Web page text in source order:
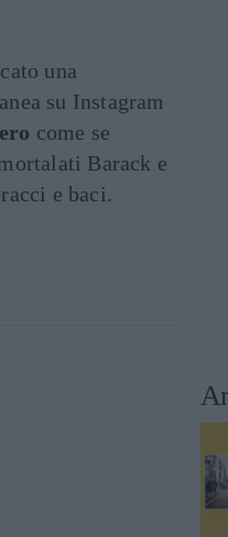
una
su Instagram
come se
Barack e
e baci.